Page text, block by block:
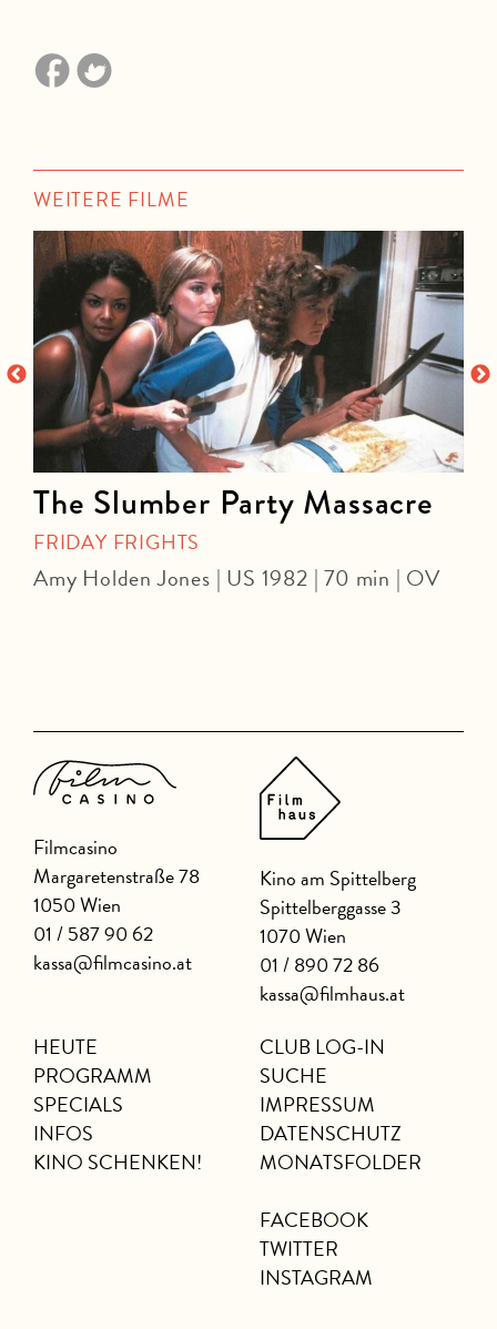
WEITERE FILME
The Slumber Party Massacre
FRIDAY FRIGHTS
Amy Holden Jones | US 1982 | 70 min | OV
Filmcasino
Margaretenstraße 78
1050 Wien
01 / 587 90 62
kassa@filmcasino.at
Kino am Spittelberg
Spittelberggasse 3
1070 Wien
01 / 890 72 86
kassa@filmhaus.at
HEUTE
PROGRAMM
SPECIALS
INFOS
KINO SCHENKEN!
CLUB LOG-IN
SUCHE
IMPRESSUM
DATENSCHUTZ
MONATSFOLDER
FACEBOOK
TWITTER
INSTAGRAM